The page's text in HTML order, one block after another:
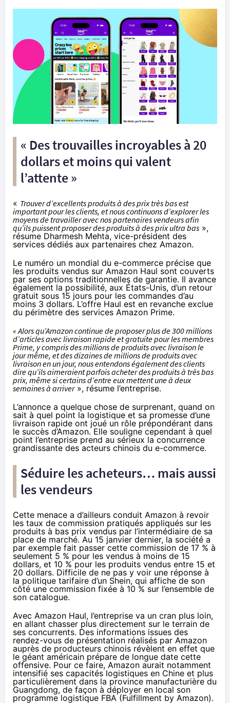
« Des trouvailles incroyables à 20
dollars et moins qui valent
l’attente »
« Trouver d’excellents produits à des prix très bas est
important pour les clients, et nous continuons d’explorer les
moyens de travailler avec nos partenaires vendeurs afin
qu’ils puissent proposer des produits à des prix ultra bas »,
résume Dharmesh Mehta, vice-président des
services dédiés aux partenaires chez Amazon.
Le numéro un mondial du e-commerce précise que
les produits vendus sur Amazon Haul sont couverts
par ses options traditionnelles de garantie. Il avance
également la possibilité, aux États-Unis, d’un retour
gratuit sous 15 jours pour les commandes d’au
moins 3 dollars. L’offre Haul est en revanche exclue
du périmètre des services Amazon Prime.
« Alors qu’Amazon continue de proposer plus de 300 millions
d’articles avec livraison rapide et gratuite pour les membres
Prime, y compris des millions de produits avec livraison le
jour même, et des dizaines de millions de produits avec
livraison en un jour, nous entendons également des clients
dire qu’ils aimeraient parfois acheter des produits à très bas
prix, même si certains d’entre eux mettent une à deux
semaines à arriver», résume l’entreprise.
L’annonce a quelque chose de surprenant, quand on
sait à quel point la logistique et sa promesse d’une
livraison rapide ont joué un rôle prépondérant dans
le succès d’Amazon. Elle souligne cependant à quel
point l’entreprise prend au sérieux la concurrence
grandissante des acteurs chinois du e-commerce.
Séduire les acheteurs… mais aussi
les vendeurs
Cette menace a d’ailleurs conduit Amazon à revoir
les taux de commission pratiqués appliqués sur les
produits à bas prix vendus par l’intermédiaire de sa
place de marché. Au 15 janvier dernier, la société a
par exemple fait passercette commission de 17 % à
seulement 5 % pour les vendus à moins de 15
dollars, et 10 % pour les produits vendus entre 15 et
20 dollars. Difficile de ne pas y voir une réponse à
la politique tarifaire d’un Shein, qui affiche de son
côté une commission fixée à 10 % sur l’ensemble de
son catalogue.
Avec Amazon Haul, l’entreprise va un cran plus loin,
en allant chasser plus directement sur le terrain de
ses concurrents. Des informations issues des
rendez-vous de présentation réalisés par Amazon
auprès de producteurs chinois révèlent en effet que
le géant américain prépare de longue date cette
offensive. Pour ce faire, Amazon aurait notamment
intensifié ses capacités logistiques en Chine et plus
particulièrement dans la province manufacturière du
Guangdong, de façon à déployer en local son
programme logistique FBA (Fulfillment by Amazon).